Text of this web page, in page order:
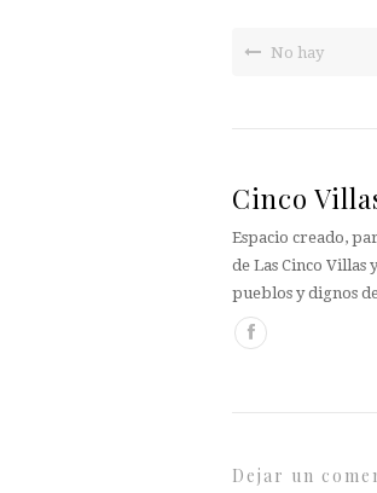
No hay
Cinco
Espacio creado,
de Las Cinco Villas
pueblos y dignos
Dejar un